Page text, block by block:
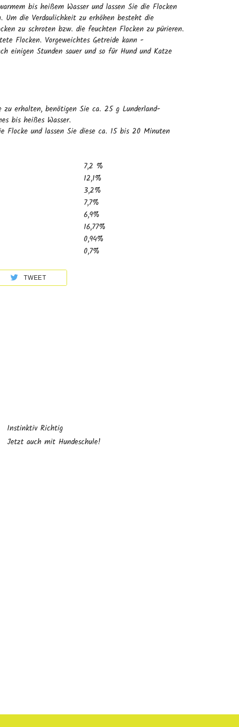
bis heißem Wasser und lassen Sie die Flocken
Um die Verdaulichkeit zu erhöhen besteht die
zu schroten bzw. die feuchten Flocken zu pürieren.
Flocken. Vorgeweichtes Getreide kann -
einigen Stunden sauer und so für Hund und Katze
zu erhalten, benötigen Sie ca. 25 g Lunderland-
bis heißes Wasser.
Flocke und lassen Sie diese ca. 15 bis 20 Minuten
7,2 %
12,1%
3,2%
7,7%
6,9%
16,77%
0,94%
0,7%
TWEET
Instinktiv Richtig
Jetzt auch mit Hundeschule!